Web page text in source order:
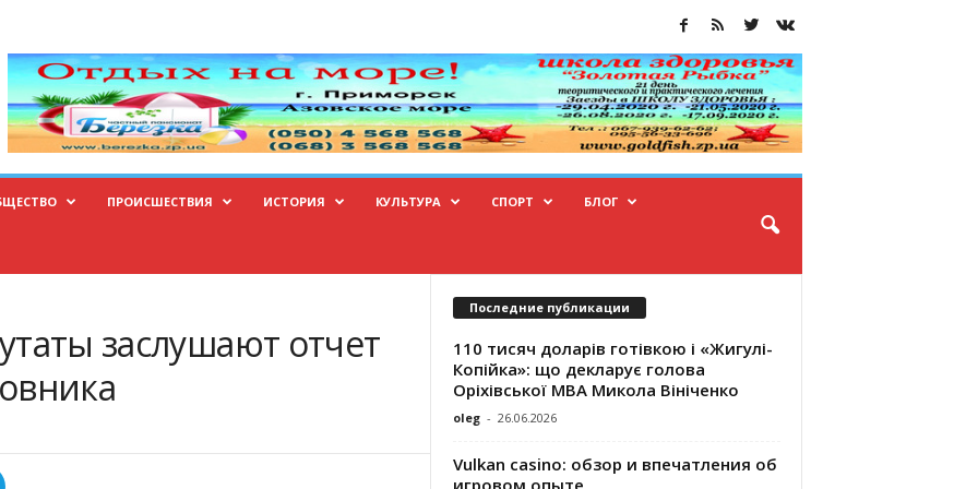
ПРОИСШЕСТВИЯ ИСТОРИЯ КУЛЬТУРА СПОРТ БЛОГ
заслушают отчет
Последние публикации
110 тисяч доларів готівкою і «Жигулі-
Копійка»: що декларує голова
Оріхівської МВА Микола Вініченко
oleg - 26.06.2026
Vulkan casino: обзор и впечатления об
игровом опыте